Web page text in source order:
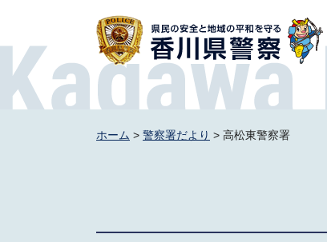
香川県警察
ホーム > 警察署だより > 高松東警察署